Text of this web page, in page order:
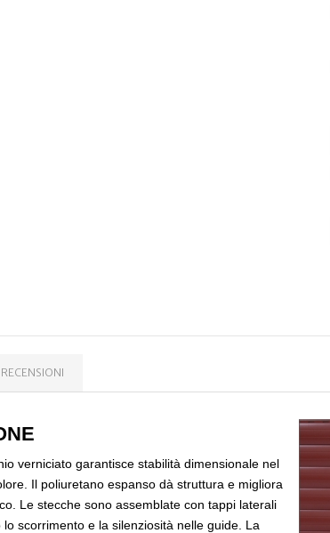
RECENSIONI
verniciato garantisce stabilità dimensionale nel
Il poliuretano espanso dà struttura e migliora
Le stecche sono assemblate con tappi laterali
scorrimento e la silenziosità nelle guide. La